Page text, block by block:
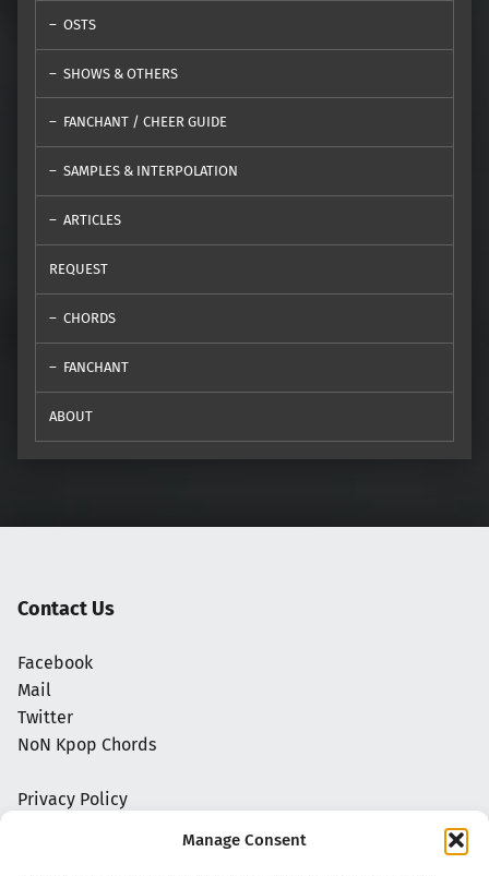
Manage Consent
OSTS
SHOWS & OTHERS
FANCHANT / CHEER GUIDE
SAMPLES & INTERPOLATION
ARTICLES
REQUEST
CHORDS
FANCHANT
ABOUT
Contact Us
Facebook
Mail
Twitter
NoN Kpop Chords
Privacy Policy